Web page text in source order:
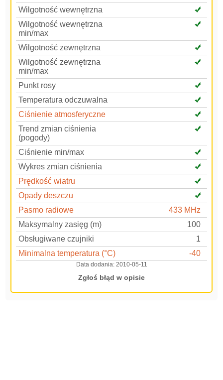
Wilgotność wewnętrzna
Wilgotność wewnętrzna
min/max
Wilgotność zewnętrzna
Wilgotność zewnętrzna
min/max
Punkt rosy
Temperatura odczuwalna
Ciśnienie atmosferyczne
Trend zmian ciśnienia
(pogody)
Ciśnienie min/max
Wykres zmian ciśnienia
Prędkość wiatru
Opady deszczu
Pasmo radiowe
433 MHz
Maksymalny zasięg (m)
100
Obsługiwane czujniki
1
Minimalna temperatura (°C)
-40
Data dodania: 2010-05-11
Zgłoś błąd w opisie